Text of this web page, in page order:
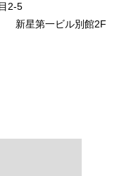
2-5
別館2F